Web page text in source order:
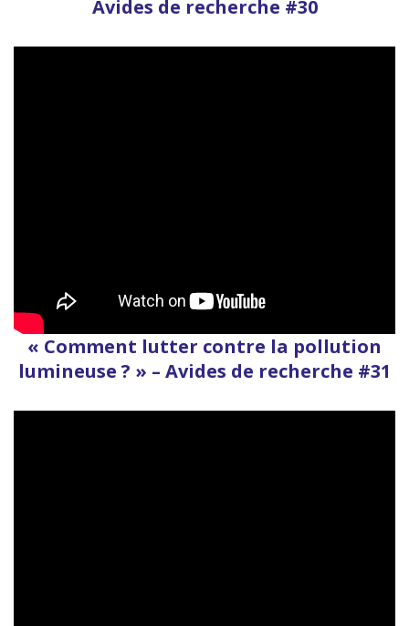
Avides de recherche #30
« Comment lutter contre la pollution
lumineuse ? » – Avides de recherche #31